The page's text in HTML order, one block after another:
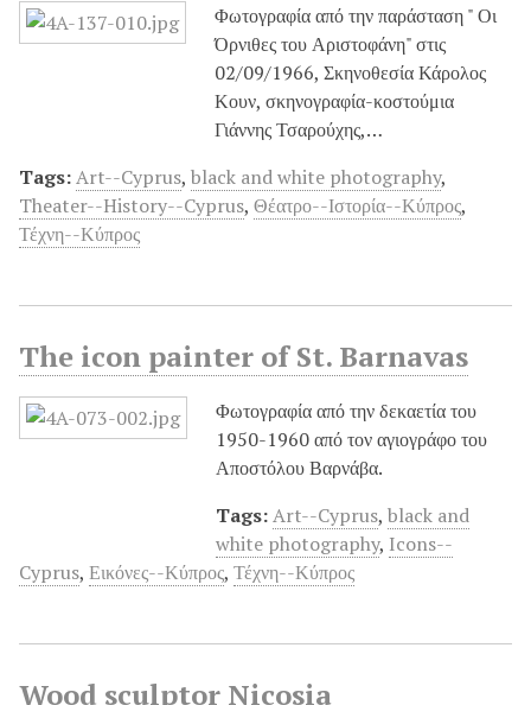
Φωτογραφία από την παράσταση " Οι
Όρνιθες του Αριστοφάνη" στις
02/09/1966, Σκηνοθεσία Κάρολος
Κουν, σκηνογραφία-κοστούμια
Γιάννης Τσαρούχης,…
Tags:Art--Cyprus, black and white photography,
Theater--History--Cyprus, Θέατρο--Ιστορία--Κύπρος,
Τέχνη--Κύπρος
The icon painter of St. Barnavas
Φωτογραφία από την δεκαετία του
1950-1960 από τον αγιογράφο του
Αποστόλου Βαρνάβα.
Tags:Art--Cyprus, black and
white photography, Icons--
Cyprus, Εικόνες--Κύπρος, Τέχνη--Κύπρος
Wood sculptor Nicosia